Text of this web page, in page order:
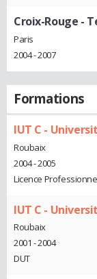
Croix-Rouge -
Paris
2004 - 2007
Formations
IUT C -
Roubaix
2004 - 2005
Licence
IUT C -
Roubaix
2001 - 2004
DUT